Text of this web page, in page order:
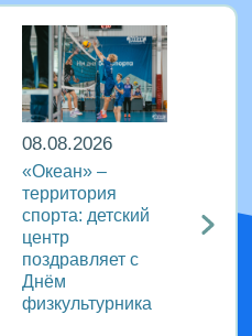
08.08.2026
«Океан» –
территория
спорта: детский
центр
поздравляет с
Днём
физкультурника